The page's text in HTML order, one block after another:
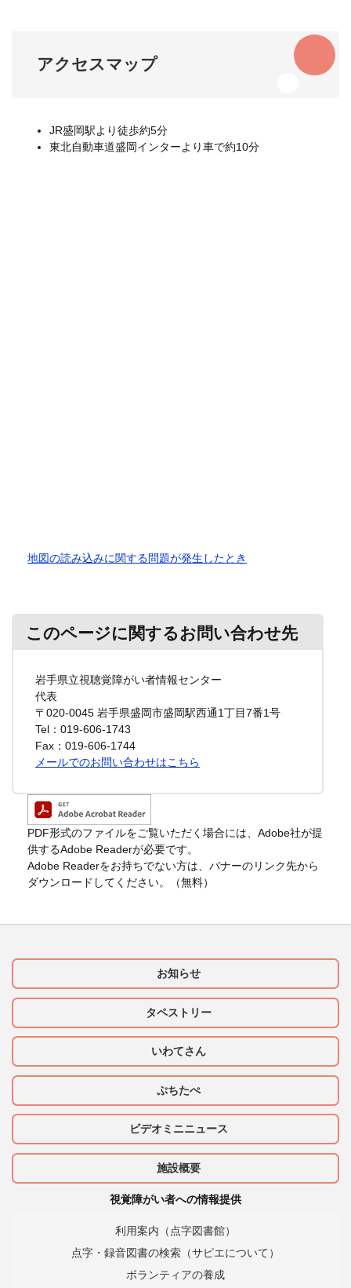
お知らせ
タペストリー
いわてさん
ぷちたぺ
ビデオミニニュース
施設概要
視覚障がい者への情報提供
利用案内（点字図書館）
点字・録音図書の検索（サピエについて）
ボランティアの養成
アクセスマップ
JR盛岡駅より徒歩約5分
東北自動車道盛岡インターより車で約10分
地図の読み込みに関する問題が発生したとき
このページに関するお問い合わせ先
岩手県立視聴覚障がい者情報センター
代表
〒020-0045 岩手県盛岡市盛岡駅西通1丁目7番1号
Tel：019-606-1743
Fax：019-606-1744
メールでのお問い合わせはこちら
PDF形式のファイルをご覧いただく場合には、Adobe社が提
供するAdobe Readerが必要です。
Adobe Readerをお持ちでない方は、バナーのリンク先から
ダウンロードしてください。（無料）